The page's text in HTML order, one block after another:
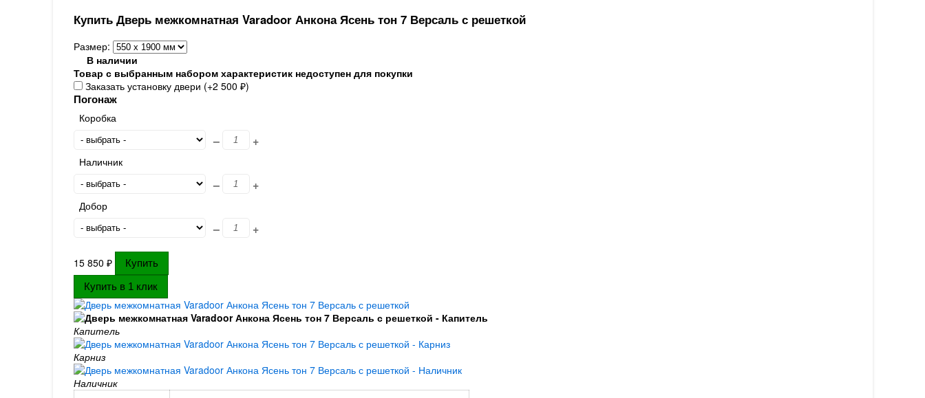
Купить Дверь межкомнатная Varadoor Анкона Ясень тон 7 Версаль с решеткой
Размер:
В наличии
Товар с выбранным набором характеристик недоступен для покупки
Заказать установку двери (+2 500 ₽)
Погонаж
Коробка
– +
Наличник
– +
Добор
– +
15 850 ₽
Капитель
Карниз
Наличник